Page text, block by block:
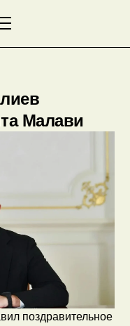
Малави
поздравительное